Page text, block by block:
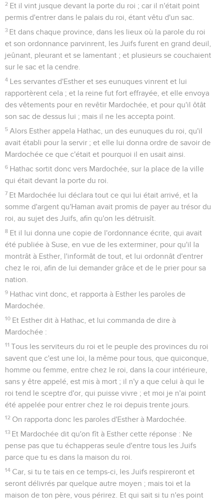
2 Et il vint jusque devant la porte du roi ; car il n'était point
permis d'entrer dans le palais du roi, étant vêtu d'un sac.
3 Et dans chaque province, dans les lieux où la parole du roi
et son ordonnance parvinrent, les Juifs furent en grand deuil,
jeûnant, pleurant et se lamentant ; et plusieurs se couchaient
sur le sac et la cendre.
4 Les servantes d'Esther et ses eunuques vinrent et lui
rapportèrent cela ; et la reine fut fort effrayée, et elle envoya
des vêtements pour en revêtir Mardochée, et pour qu'il ôtât
son sac de dessus lui ; mais il ne les accepta point.
5 Alors Esther appela Hathac, un des eunuques du roi, qu'il
avait établi pour la servir ; et elle lui donna ordre de savoir de
Mardochée ce que c'était et pourquoi il en usait ainsi.
6 Hathac sortit donc vers Mardochée, sur la place de la ville
qui était devant la porte du roi.
7 Et Mardochée lui déclara tout ce qui lui était arrivé, et la
somme d'argent qu'Haman avait promis de payer au trésor du
roi, au sujet des Juifs, afin qu'on les détruisît.
8 Et il lui donna une copie de l'ordonnance écrite, qui avait
été publiée à Suse, en vue de les exterminer, pour qu'il la
montrât à Esther, l'informât de tout, et lui ordonnât d'entrer
chez le roi, afin de lui demander grâce et de le prier pour sa
nation.
9 Hathac vint donc, et rapporta à Esther les paroles de
Mardochée.
10 Et Esther dit à Hathac, et lui commanda de dire à
Mardochée :
11 Tous les serviteurs du roi et le peuple des provinces du roi
savent que c'est une loi, la même pour tous, que quiconque,
homme ou femme, entre chez le roi, dans la cour intérieure,
sans y être appelé, est mis à mort ; il n'y a que celui à qui le
roi tend le sceptre d'or, qui puisse vivre ; et moi je n'ai point
été appelée pour entrer chez le roi depuis trente jours.
12 On rapporta donc les paroles d'Esther à Mardochée.
13 Et Mardochée dit qu'on fît à Esther cette réponse : Ne
pense pas que tu échapperas seule d'entre tous les Juifs
parce que tu es dans la maison du roi.
14 Car, si tu te tais en ce temps-ci, les Juifs respireront et
seront délivrés par quelque autre moyen ; mais toi et la
maison de ton père, vous périrez. Et qui sait si tu n'es point